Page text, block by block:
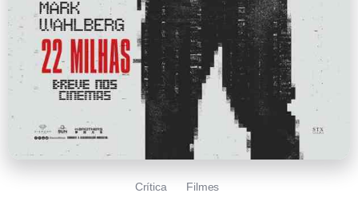
Crítica Filmes